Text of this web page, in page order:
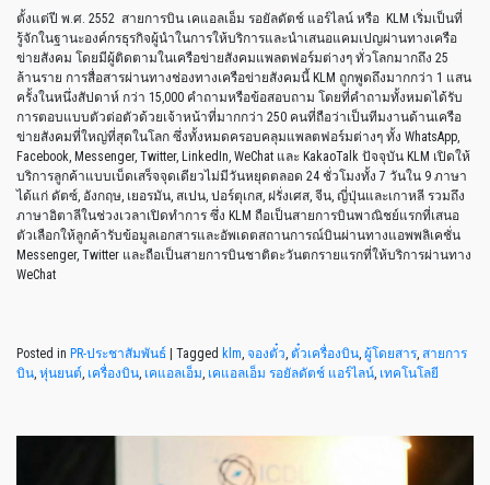
ตั้งแต่ปี พ.ศ. 2552 สายการบิน เคแอลเอ็ม รอยัลดัตช์ แอร์ไลน์ หรือ KLM เริ่มเป็นที่
รู้จักในฐานะองค์กรธุรกิจผู้นำในการให้บริการและนำเสนอแคมเปญผ่านทางเครือ
ข่ายสังคม โดยมีผู้ติดตามในเครือข่ายสังคมแพลตฟอร์มต่างๆ ทั่วโลกมากถึง 25
ล้านราย การสื่อสารผ่านทางช่องทางเครือข่ายสังคมนี้ KLM ถูกพูดถึงมากกว่า 1 แสน
ครั้งในหนึ่งสัปดาห์ กว่า 15,000 คำถามหรือข้อสอบถาม โดยที่คำถามทั้งหมดได้รับ
การตอบแบบตัวต่อตัวด้วยเจ้าหน้าที่มากกว่า 250 คนที่ถือว่าเป็นทีมงานด้านเครือ
ข่ายสังคมที่ใหญ่ที่สุดในโลก ซึ่งทั้งหมดครอบคลุมแพลตฟอร์มต่างๆ ทั้ง WhatsApp,
Facebook, Messenger, Twitter, LinkedIn, WeChat และ KakaoTalk ปัจจุบัน KLM เปิดให้
บริการลูกค้าแบบเบ็ดเสร็จจุดเดียวไม่มีวันหยุดตลอด 24 ชั่วโมงทั้ง 7 วันใน 9 ภาษา
ได้แก่ ดัตซ์, อังกฤษ, เยอรมัน, สเปน, ปอร์ตุเกส, ฝรั่งเศส, จีน, ญี่ปุ่นและเกาหลี รวมถึง
ภาษาอิตาลีในช่วงเวลาเปิดทำการ ซึ่ง KLM ถือเป็นสายการบินพาณิชย์แรกที่เสนอ
ตัวเลือกให้ลูกค้ารับข้อมูลเอกสารและอัพเดตสถานการณ์บินผ่านทางแอพพลิเคชั่น
Messenger, Twitter และถือเป็นสายการบินชาติตะวันตกรายแรกที่ให้บริการผ่านทาง
WeChat
Posted in PR-ประชาสัมพันธ์ | Tagged klm จองตั๋ว ตั๋วเครื่องบิน ผู้โดยสาร สายการ
บิน หุ่นยนต์ เครื่องบิน เคแอลเอ็ม เคแอลเอ็ม รอยัลดัตช์ แอร์ไลน์ เทคโนโลยี